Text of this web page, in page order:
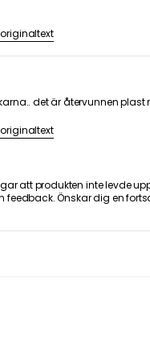
det är återvunnen plast
att produkten inte levde
Önskar dig en